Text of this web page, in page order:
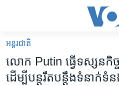
គេហទំព័រ​
ទាក់ទង
រំលង​
និង​
អន្តរជាតិ
អន្តរជាតិ
លោក Putin ធ្វើ​ទស្សនកិ
ដើម្បី​បន្ត​រឹតបន្តឹង​ទំនាក់ទំន